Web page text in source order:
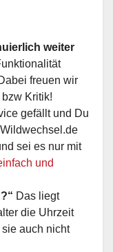
weiter
freuen wir
Kritik!
gefällt und Du
sei es nur mit
und
Das liegt
die Uhrzeit
auch nicht